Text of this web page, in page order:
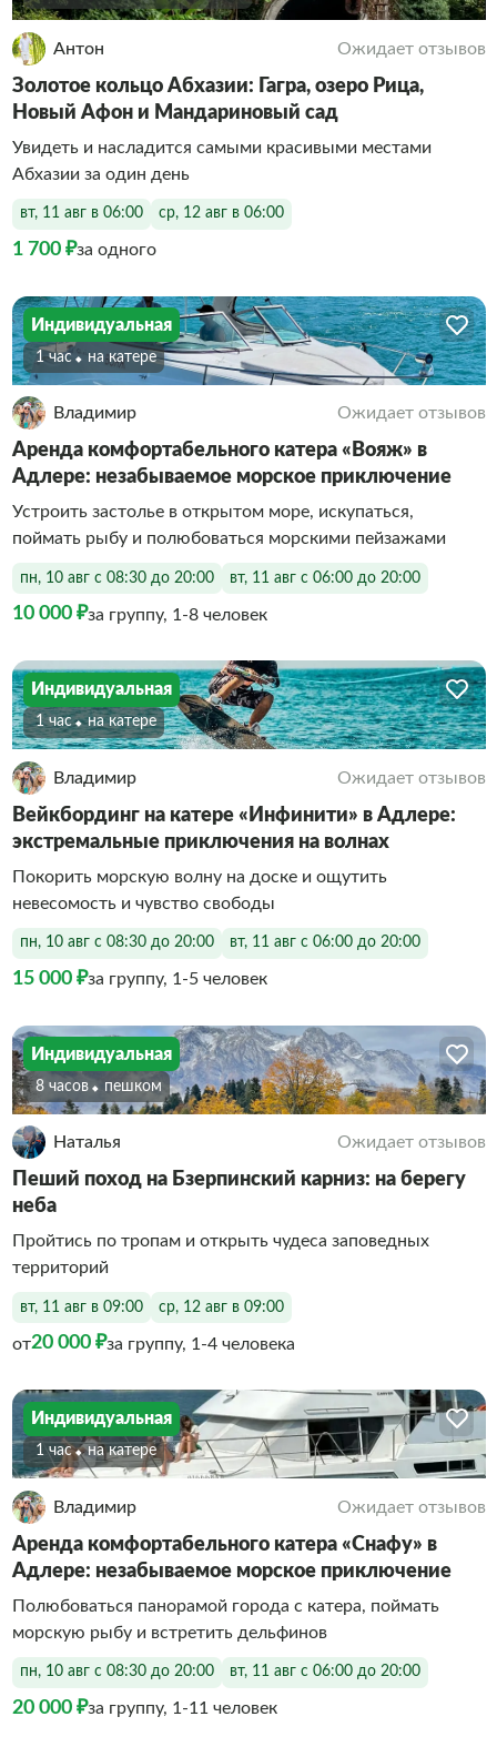
Антон Ожидает отзывов
Золотое кольцо Абхазии: Гагра, озеро Рица,
Новый Афон и Мандариновый сад
Увидеть и насладится самыми красивыми местами
Абхазии за один день
вт, 11 авг в 06:00 ср, 12 авг в 06:00
1 700 ₽за одного
Индивидуальная
1 час На катере
Владимир Ожидает отзывов
Аренда комфортабельного катера «Вояж» в
Адлере: незабываемое морское приключение
Устроить застолье в открытом море, искупаться,
поймать рыбу и полюбоваться морскими пейзажами
пн, 10 авг с 08:30 до 20:00 вт, 11 авг с 06:00 до 20:00
10 000 ₽за группу, 1-8 человек
Индивидуальная
1 час На катере
Владимир Ожидает отзывов
Вейкбординг на катере «Инфинити» в Адлере:
экстремальные приключения на волнах
Покорить морскую волну на доске и ощутить
невесомость и чувство свободы
пн, 10 авг с 08:30 до 20:00 вт, 11 авг с 06:00 до 20:00
15 000 ₽за группу, 1-5 человек
Индивидуальная
8 часов Пешком
Наталья Ожидает отзывов
Пеший поход на Бзерпинский карниз: на берегу
неба
Пройтись по тропам и открыть чудеса заповедных
территорий
вт, 11 авг в 09:00 ср, 12 авг в 09:00
от20 000 ₽за группу, 1-4 человека
Индивидуальная
1 час На катере
Владимир Ожидает отзывов
Аренда комфортабельного катера «Снафу» в
Адлере: незабываемое морское приключение
Полюбоваться панорамой города с катера, поймать
морскую рыбу и встретить дельфинов
пн, 10 авг с 08:30 до 20:00 вт, 11 авг с 06:00 до 20:00
20 000 ₽за группу, 1-11 человек